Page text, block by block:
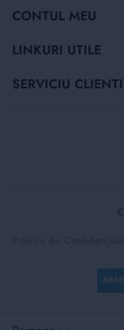
CONTUL MEU
LINKURI UTILE
SERVICIU CLIENTI